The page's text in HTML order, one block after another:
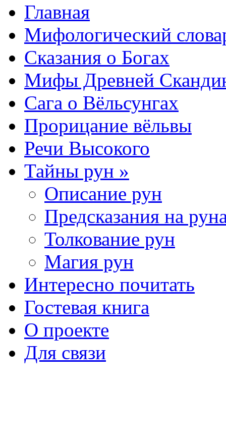
Главная
Мифологический
Сказания о Богах
Мифы Древней
Сага о Вёльсунгах
Прорицание вёльвы
Речи Высокого
Тайны рун »
Описание рун
Предсказания на
Толкование рун
Магия рун
Интересно почитать
Гостевая книга
О проекте
Для связи